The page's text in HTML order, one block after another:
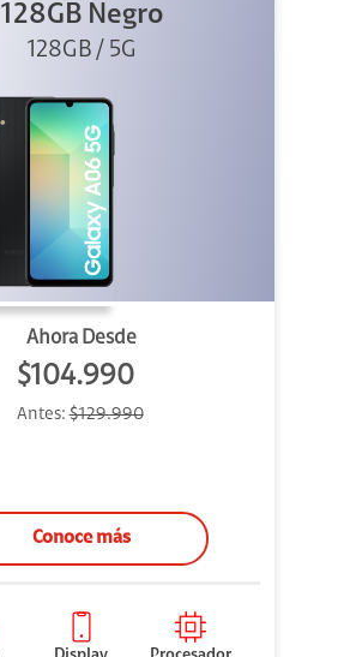
128GB Negro
128GB / 5G
Ahora Desde
$104.990
Antes:$129.990
Conoce más